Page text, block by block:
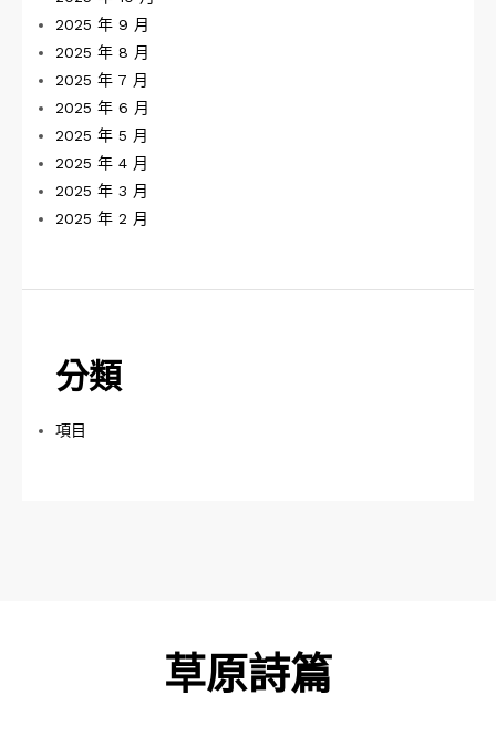
2025 年 9 月
2025 年 8 月
2025 年 7 月
2025 年 6 月
2025 年 5 月
2025 年 4 月
2025 年 3 月
2025 年 2 月
分類
項目
草原詩篇